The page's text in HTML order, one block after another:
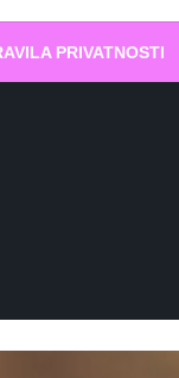
PRIVATNOSTI